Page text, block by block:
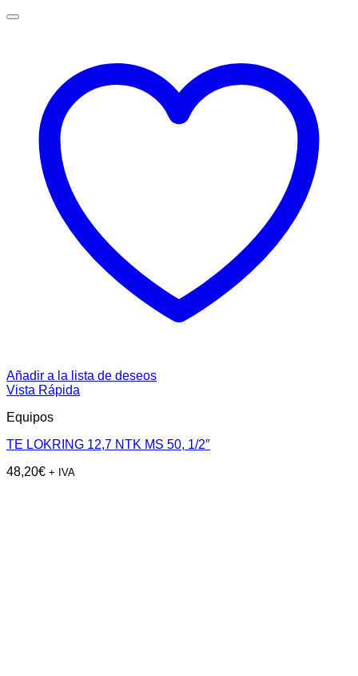
Añadir a la lista de deseos
Vista Rápida
Equipos
TE LOKRING 12,7 NTK MS 50, 1/2″
48,20€ + IVA